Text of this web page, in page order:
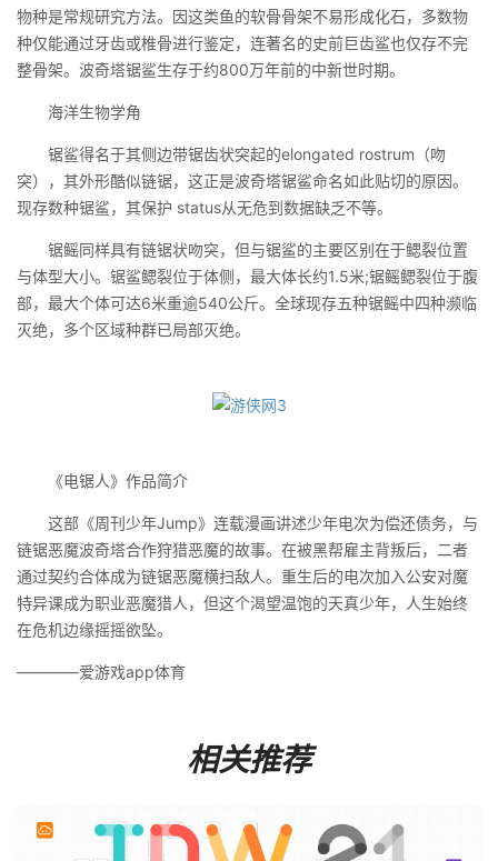
物种是常规研究方法。因这类鱼的软骨骨架不易形成化石，多数物
种仅能通过牙齿或椎骨进行鉴定，连著名的史前巨齿鲨也仅存不完
整骨架。波奇塔锯鲨生存于约800万年前的中新世时期。
海洋生物学角
锯鲨得名于其侧边带锯齿状突起的elongated rostrum（吻
突），其外形酷似链锯，这正是波奇塔锯鲨命名如此贴切的原因。
现存数种锯鲨，其保护 status从无危到数据缺乏不等。
锯鳐同样具有链锯状吻突，但与锯鲨的主要区别在于鳃裂位置
与体型大小。锯鲨鳃裂位于体侧，最大体长约1.5米;锯鳐鳃裂位于腹
部，最大个体可达6米重逾540公斤。全球现存五种锯鳐中四种濒临
灭绝，多个区域种群已局部灭绝。
《电锯人》作品简介
这部《周刊少年Jump》连载漫画讲述少年电次为偿还债务，与
链锯恶魔波奇塔合作狩猎恶魔的故事。在被黑帮雇主背叛后，二者
通过契约合体成为链锯恶魔横扫敌人。重生后的电次加入公安对魔
特异课成为职业恶魔猎人，但这个渴望温饱的天真少年，人生始终
在危机边缘摇摇欲坠。
————爱游戏app体育
相关推荐